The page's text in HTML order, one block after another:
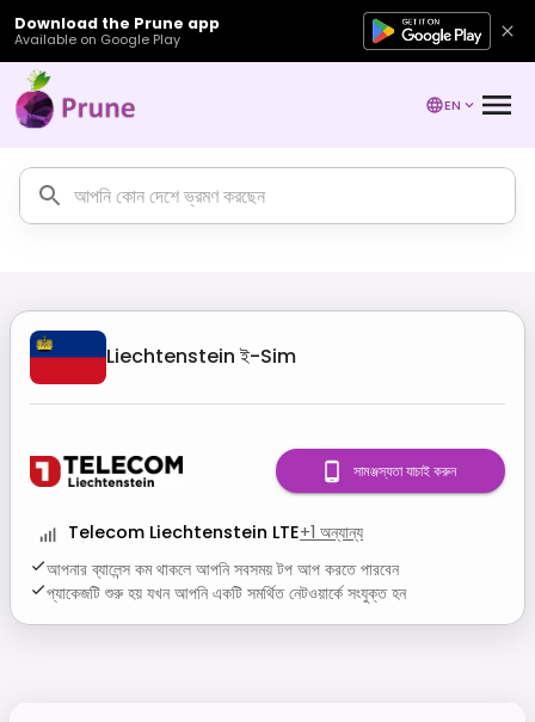
Download the Prune app
Available on Google Play
EN
Liechtenstein ই-Sim
Telecom Liechtenstein LTE+1 অন্যান্য
আপনার ব্যালেন্স কম থাকলে আপনি সবসময় টপ আপ করতে পারবেন
প্যাকেজটি শুরু হয় যখন আপনি একটি সমর্থিত নেটওয়ার্কে সংযুক্ত হন
সামঞ্জস্যতা যাচাই করুন